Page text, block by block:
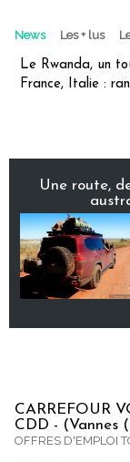
News Les + lus
Le Rwanda, un
France, Italie :
Une route,
CARREFOUR
CDD - (Vannes
OFFRES D'EMPLOI